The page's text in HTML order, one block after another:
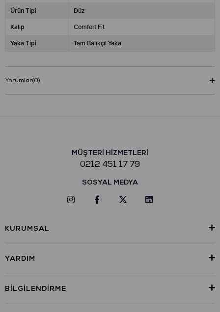
Ürün Tipi Düz
Kalıp Comfort Fit
Yaka Tipi Tam Balıkçıl Yaka
Yorumlar(0)
MÜŞTERİ HİZMETLERİ
0212 451 17 79
SOSYAL MEDYA
KURUMSAL
YARDIM
BILGILENDIRME